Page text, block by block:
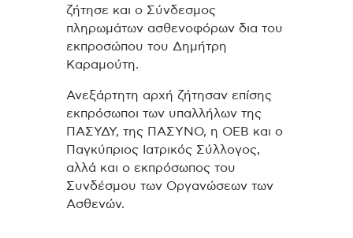
ζήτησε και ο Σύνδεσμος
πληρωμάτων ασθενοφόρων δια του
εκπροσώπου του Δημήτρη
Καραμούτη.
Ανεξάρτητη αρχή ζήτησαν επίσης
εκπρόσωποι των υπαλλήλων της
ΠΑΣΥΔΥ, της ΠΑΣΥΝΟ, η ΟΕΒ και ο
Παγκύπριος Ιατρικός Σύλλογος,
αλλά και ο εκπρόσωπος του
Συνδέσμου των Οργανώσεων των
Ασθενών.